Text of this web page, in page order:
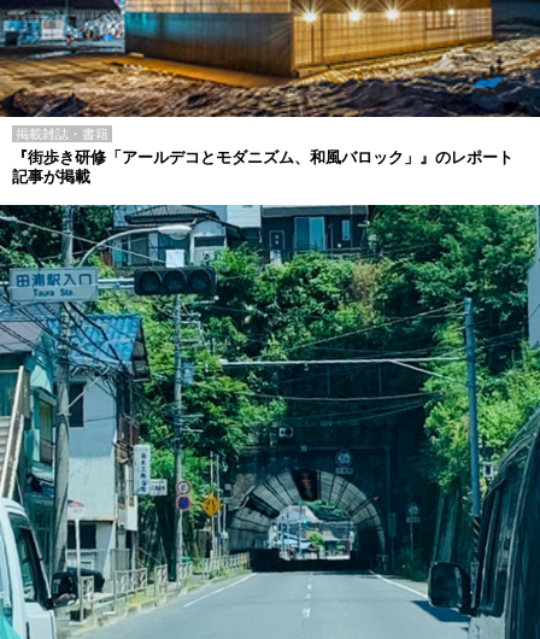
掲載雑誌・書籍
『街歩き研修「アールデコとモダニズム、和風バロック」』のレポート
記事が掲載